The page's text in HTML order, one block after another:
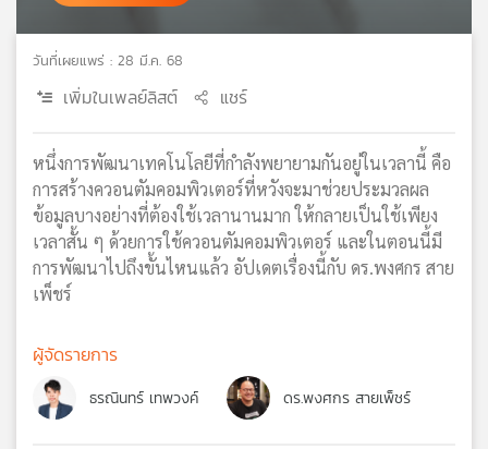
เอส
วิทยุ
เครือ
ข่าย
วันที่เผยแพร่ : 28 มี.ค. 68
เพิ่มในเพลย์ลิสต์ แชร์
หนึ่งการพัฒนาเทคโนโลยีที่กำลังพยายามกันอยู่ในเวลานี้ คือ
การสร้างควอนตัมคอมพิวเตอร์ที่หวังจะมาช่วยประมวลผล
ข้อมูลบางอย่างที่ต้องใช้เวลานานมาก ให้กลายเป็นใช้เพียง
เวลาสั้น ๆ ด้วยการใช้ควอนตัมคอมพิวเตอร์ และในตอนนี้มี
การพัฒนาไปถึงขั้นไหนแล้ว อัปเดตเรื่องนี้กับ ดร.พงศกร สาย
เพ็ชร์
ผู้จัดรายการ
ธรณินทร์ เทพวงค์ ดร.พงศกร สายเพ็ชร์